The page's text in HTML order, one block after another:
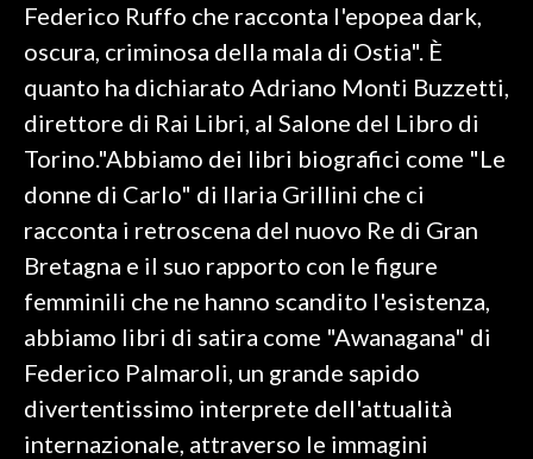
SARDI NEL MONDO
NOTIZIE
EVENTI
3 MINUTI CON
INSULARITÀ
INFO AZIENDE
Federico Ruffo che racconta l'epopea dark,
oscura, criminosa della mala di Ostia". È
quanto ha dichiarato Adriano Monti Buzzetti,
direttore di Rai Libri, al Salone del Libro di
Torino."Abbiamo dei libri biografici come "Le
donne di Carlo" di Ilaria Grillini che ci
racconta i retroscena del nuovo Re di Gran
Bretagna e il suo rapporto con le figure
femminili che ne hanno scandito l'esistenza,
abbiamo libri di satira come "Awanagana" di
Federico Palmaroli, un grande sapido
divertentissimo interprete dell'attualità
internazionale, attraverso le immagini